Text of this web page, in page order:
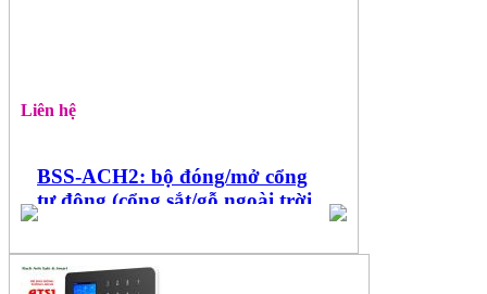
Liên hệ
BSS-ACH2: bộ đóng/mở cổng
tự động (cổng sắt/gỗ ngoài trời,
dùng remote/thẻ/mật khẩu)